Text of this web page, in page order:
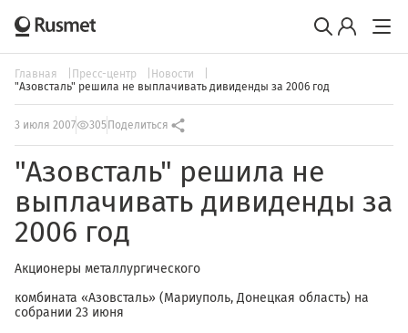
Главная Пресс-центр
Новости
"Азовсталь" решила не выплачивать дивиденды за 2006 год
3 июля 2007 305 Поделиться
"Азовсталь" решила не
выплачивать дивиденды за
2006 год
Акционеры металлургического
комбината «Азовсталь» (Мариуполь, Донецкая область) на
собрании 23 июня